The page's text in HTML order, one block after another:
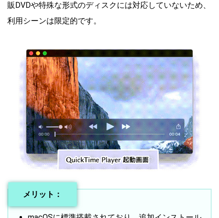
販DVDや特殊な形式のディスクには対応していないため、
利用シーンは限定的です。
メリット：